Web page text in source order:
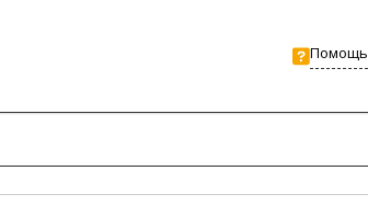
Помощь